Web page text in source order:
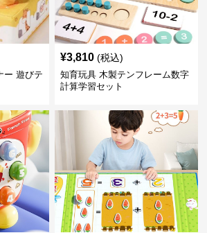
ー 遊びテ
¥3,810 (税込)
知育玩具 木製テンフレーム数字
計算学習セット